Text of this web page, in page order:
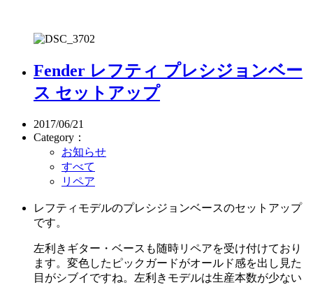
Fender レフティ プレシジョンベー
ス セットアップ
2017/06/21
Category：
お知らせ
すべて
リペア
レフティモデルのプレシジョンベースのセットアップ
です。
左利きギター・ベースも随時リペアを受け付けており
ます。変色したピックガードがオールド感を出し見た
目がシブイですね。左利きモデルは生産本数が少ない